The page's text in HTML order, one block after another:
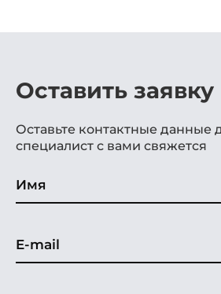
Оставить заявку
Оставьте контактные данные
специалист с вами свяжется